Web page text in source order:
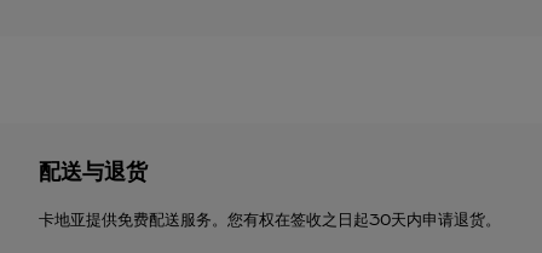
配送与退货
卡地亚提供免费配送服务。您有权在签收之日起30天内申请退货。